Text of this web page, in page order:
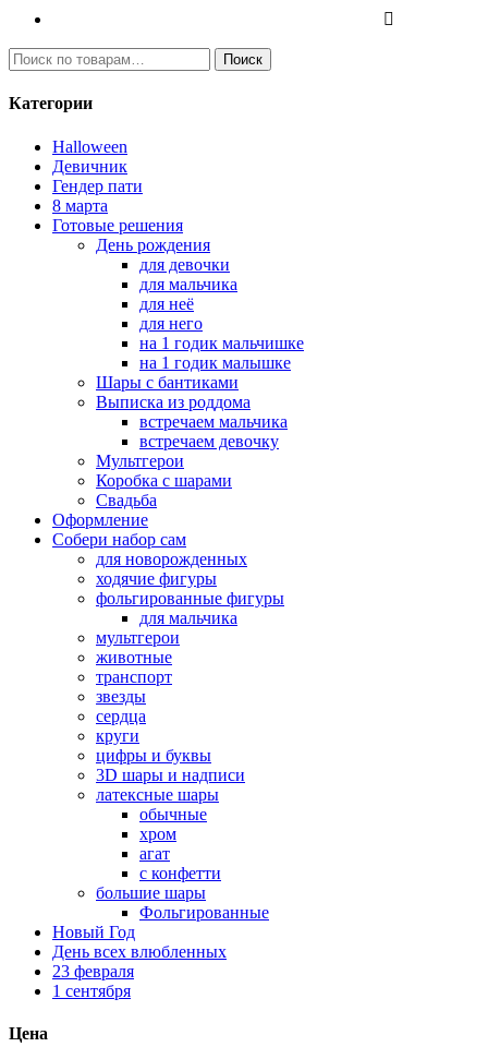
Искать: Поиск
Категории
Halloween
Девичник
Гендер пати
8 марта
Готовые решения
День рождения
для девочки
для мальчика
для неё
для него
на 1 годик мальчишке
на 1 годик малышке
Шары с бантиками
Выписка из роддома
встречаем мальчика
встречаем девочку
Мультгерои
Коробка с шарами
Свадьба
Оформление
Собери набор сам
для новорожденных
ходячие фигуры
фольгированные фигуры
для мальчика
мультгерои
животные
транспорт
звезды
сердца
круги
цифры и буквы
3D шары и надписи
латексные шары
обычные
хром
агат
с конфетти
большие шары
Фольгированные
Новый Год
День всех влюбленных
23 февраля
1 сентября
Цена